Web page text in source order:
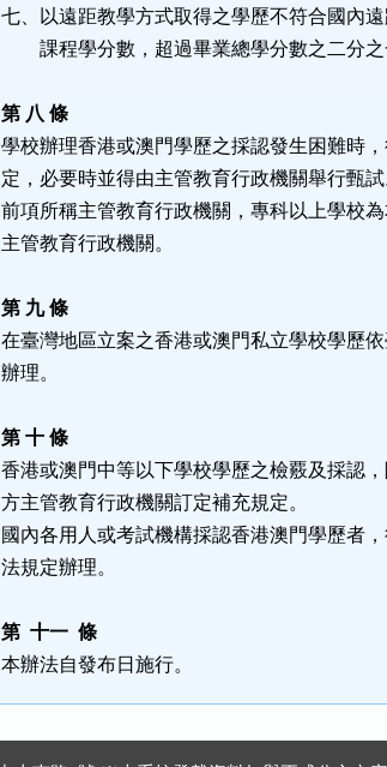
七、以遠距教學方式取得之學歷不符合國內
課程學分數，超過畢業總學分數之二分之
第 八 條
學校辦理香港或澳門學歷之採認發生困難時
定，必要時並得由主管教育行政機關舉行甄
前項所稱主管教育行政機關，專科以上學校
主管教育行政機關。
第 九 條
在臺灣地區立案之香港或澳門私立學校學歷
辦理。
第 十 條
香港或澳門中等以下學校學歷之檢覈及採認
方主管教育行政機關訂定補充規定。
國內各用人或考試機構採認香港澳門學歷者
法規定辦理。
第 十一 條
本辦法自發布日施行。